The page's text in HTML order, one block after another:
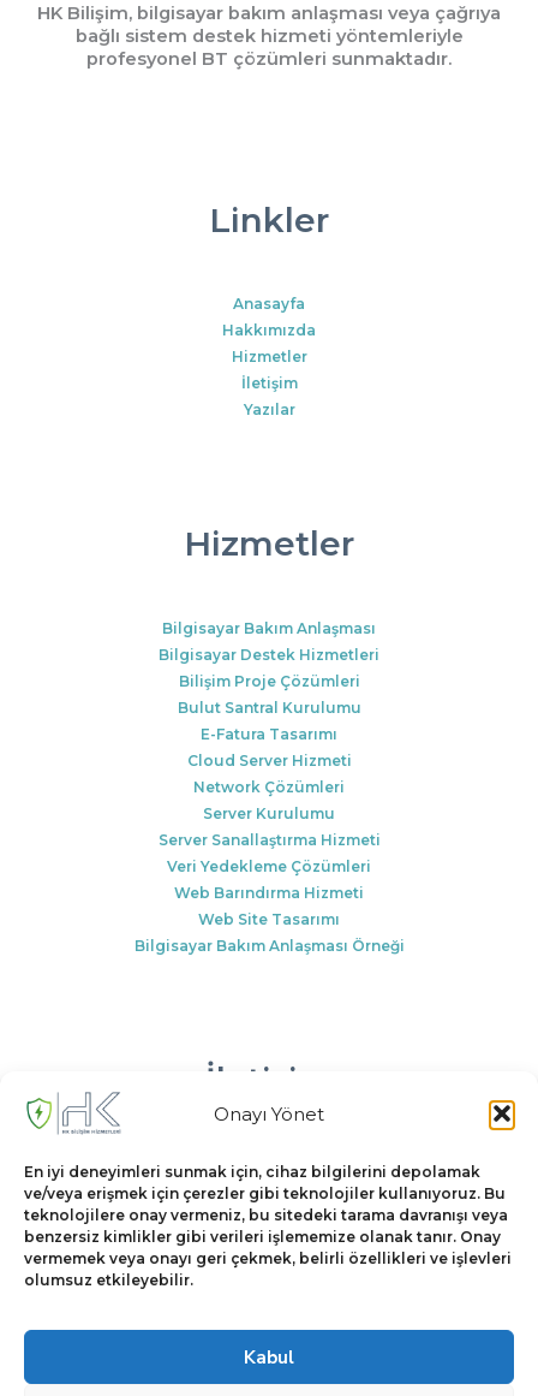
Onayı Yönet
En iyi deneyimleri sunmak için, cihaz bilgilerini depolamak
ve/veya erişmek için çerezler gibi teknolojiler kullanıyoruz. Bu
teknolojilere onay vermeniz, bu sitedeki tarama davranışı veya
benzersiz kimlikler gibi verileri işlememize olanak tanır. Onay
vermemek veya onayı geri çekmek, belirli özellikleri ve işlevleri
olumsuz etkileyebilir.
Kabul
HK Bilişim, bilgisayar bakım anlaşması veya çağrıya
bağlı sistem destek hizmeti yöntemleriyle
profesyonel BT çözümleri sunmaktadır.
Linkler
Anasayfa
Hakkımızda
Hizmetler
İletişim
Yazılar
Hizmetler
Bilgisayar Bakım Anlaşması
Bilgisayar Destek Hizmetleri
Bilişim Proje Çözümleri
Bulut Santral Kurulumu
E-Fatura Tasarımı
Cloud Server Hizmeti
Network Çözümleri
Server Kurulumu
Server Sanallaştırma Hizmeti
Veri Yedekleme Çözümleri
Web Barındırma Hizmeti
Web Site Tasarımı
Bilgisayar Bakım Anlaşması Örneği
İletişim
Park Evler Sitesi A5/5, 34055 Eyüpsultan/İstanbul
info@hkdestek.com.tr
0532 726 6 526
Tüm Hakları Saklıdır © HK Bilişim Hizmetleri 2026 |
Yapım: hkW